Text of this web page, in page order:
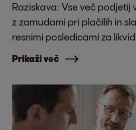
Raziskava: Vse več podjetij
z zamudami pri plačilih in
resnimi posledicami za
Prikaži več